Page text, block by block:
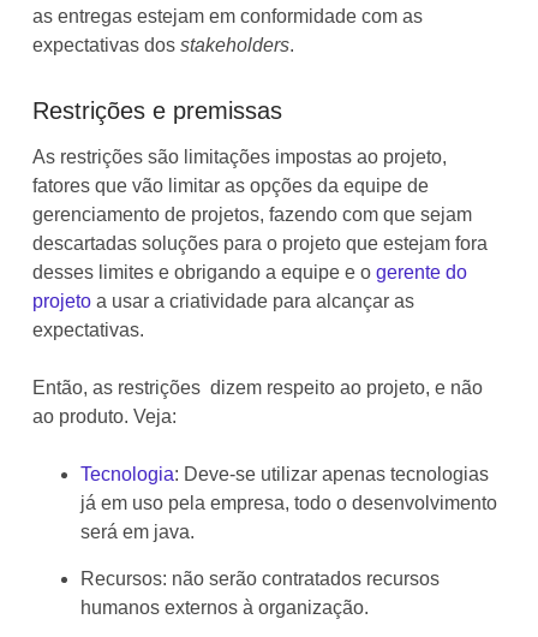
as entregas estejam em conformidade com as
expectativas dos stakeholders.
Restrições e premissas
As restrições são limitações impostas ao projeto,
fatores que vão limitar as opções da equipe de
gerenciamento de projetos, fazendo com que sejam
descartadas soluções para o projeto que estejam fora
desses limites e obrigando a equipe e o gerente do
projeto a usar a criatividade para alcançar as
expectativas.
Então, as restrições dizem respeito ao projeto, e não
ao produto. Veja:
Tecnologia: Deve-se utilizar apenas tecnologias
já em uso pela empresa, todo o desenvolvimento
será em java.
Recursos: não serão contratados recursos
humanos externos à organização.